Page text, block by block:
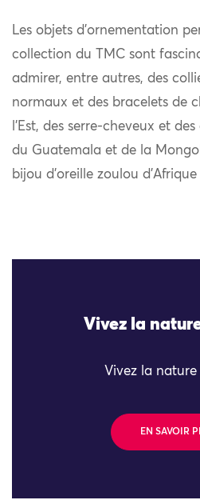
Les objets d’ornementation
collection du TMC sont
admirer, entre autres, des
normaux et des bracelets de
l’Est, des serre-cheveux et
du Guatemala et de la
bijou d’oreille zoulou
Vivez la
Vivez la nature
EN SAVOIR